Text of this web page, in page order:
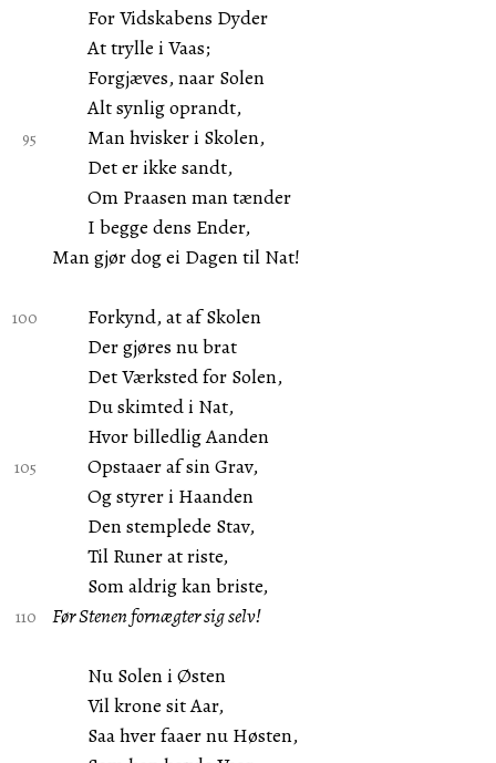
For Vidskabens Dyder
At trylle i Vaas;
Forgjæves, naar Solen
Alt synlig oprandt,
Man hvisker i Skolen,
Det er ikke sandt,
Om Praasen man tænder
I begge dens Ender,
Man gjør dog ei Dagen til Nat!
Forkynd, at af Skolen
Der gjøres nu brat
Det Værksted for Solen,
Du skimted i Nat,
Hvor billedlig Aanden
Opstaaer af sin Grav,
Og styrer i Haanden
Den stemplede Stav,
Til Runer at riste,
Som aldrig kan briste,
Før Stenen fornægter sig selv!
Nu Solen i Østen
Vil krone sit Aar,
Saa hver faaer nu Høsten,